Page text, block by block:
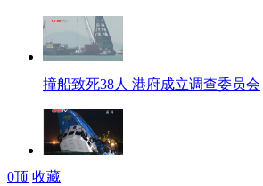
撞船致死38人 港府成立调查委员会
撞船事故亲历者好友讲述"不顾而去"
0顶 收藏